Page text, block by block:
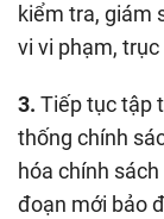
kiểm tra, giám
vi vi phạm,
3. Tiếp tục tập
thống chính
hóa chính
đoạn mới bảo